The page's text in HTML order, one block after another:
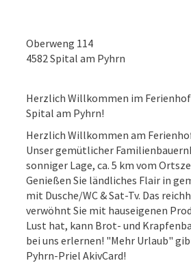
Oberweng 114
4582 Spital am Pyhrn
Herzlich Willkommen im
Spital am Pyhrn!
Herzlich Willkommen am
Unser gemütlicher
sonniger Lage, ca. 5 km vom
Genießen Sie ländliches Flair in
mit Dusche/WC & Sat-Tv. Das
verwöhnt Sie mit hauseigenen
Lust hat, kann Brot- und
bei uns erlernen! "Mehr Urlaub"
Pyhrn-Priel AkivCard!